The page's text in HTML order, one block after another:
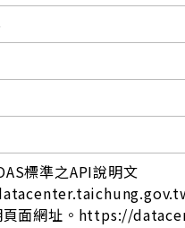
標準之API說明文
頁面網址。https://